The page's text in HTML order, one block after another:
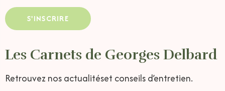
S'INSCRIRE
Les Carnets de Georges Delbard
Retrouvez nos actualitéset conseils d’entretien.